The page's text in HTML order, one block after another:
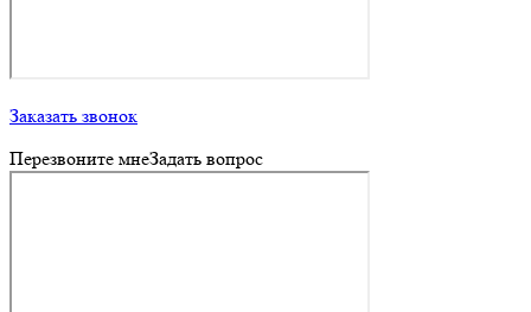
Заказать звонок
Перезвоните мнеЗадать вопрос